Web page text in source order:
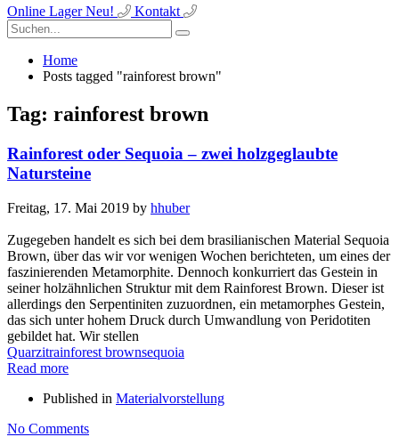
Online LagerNeu! Kontakt
Home
Posts tagged "rainforest brown"
Tag: rainforest brown
Rainforest oder Sequoia – zwei holzgeglaubte
Natursteine
Freitag, 17. Mai 2019 by hhuber
Zugegeben handelt es sich bei dem brasilianischen Material Sequoia
Brown, über das wir vor wenigen Wochen berichteten, um eines der
faszinierenden Metamorphite. Dennoch konkurriert das Gestein in
seiner holzähnlichen Struktur mit dem Rainforest Brown. Dieser ist
allerdings den Serpentiniten zuzuordnen, ein metamorphes Gestein,
das sich unter hohem Druck durch Umwandlung von Peridotiten
gebildet hat. Wir stellen
Quarzitrainforest brownsequoia
Read more
Published in Materialvorstellung
No Comments